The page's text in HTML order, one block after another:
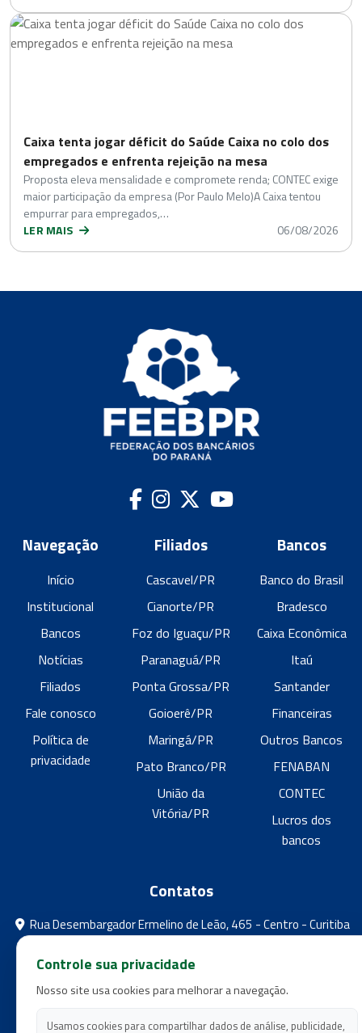
Caixa tenta jogar déficit do Saúde Caixa no colo dos
empregados e enfrenta rejeição na mesa
Proposta eleva mensalidade e compromete renda; CONTEC exige
maior participação da empresa (Por Paulo Melo)A Caixa tentou
empurrar para empregados,…
LER MAIS
06/08/2026
Navegação
Início
Institucional
Bancos
Notícias
Filiados
Fale conosco
Política de
privacidade
Filiados
Cascavel/PR
Cianorte/PR
Foz do Iguaçu/PR
Paranaguá/PR
Ponta Grossa/PR
Goioerê/PR
Maringá/PR
Pato Branco/PR
União da
Vitória/PR
Bancos
Banco do Brasil
Bradesco
Caixa Econômica
Itaú
Santander
Financeiras
Outros Bancos
FENABAN
CONTEC
Lucros dos
bancos
Contatos
Rua Desembargador Ermelino de Leão, 465 - Centro - Curitiba
- Paraná
feebpr@gmail.com
(41) 3224-5573
(41) 3224-5525
Controle sua privacidade
Nosso site usa cookies para melhorar a navegação.
Usamos cookies para compartilhar dados de análise, publicidade,